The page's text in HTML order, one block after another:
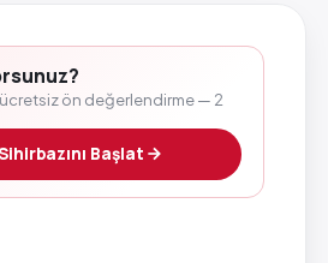
ücretsiz ön değerlendirme — 2
Başlat